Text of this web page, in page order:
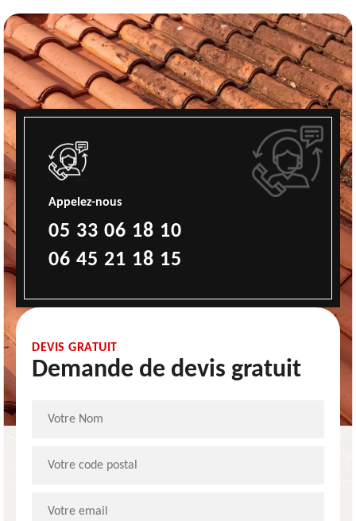
Appelez-nous
05 33 06 18 10
06 45 21 18 15
DEVIS GRATUIT
Demande de devis gratuit